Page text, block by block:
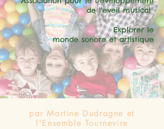
de l'éveil musical
Explorer le
monde sonore et artistique
par Martine Dudragne et
l'Ensemble Tournevire